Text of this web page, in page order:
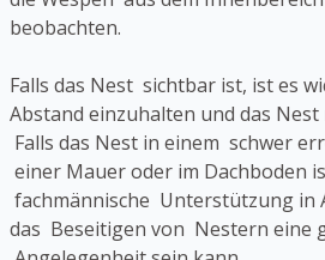
beobachten.
Falls das Nest sichtbar ist, ist es
Abstand einzuhalten und das
Falls das Nest in einem schwer
einer Mauer oder im Dachboden
fachmännische Unterstützung in
das Beseitigen von Nestern eine